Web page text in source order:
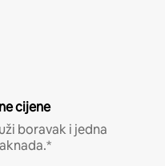
cijene
boravak i jedna